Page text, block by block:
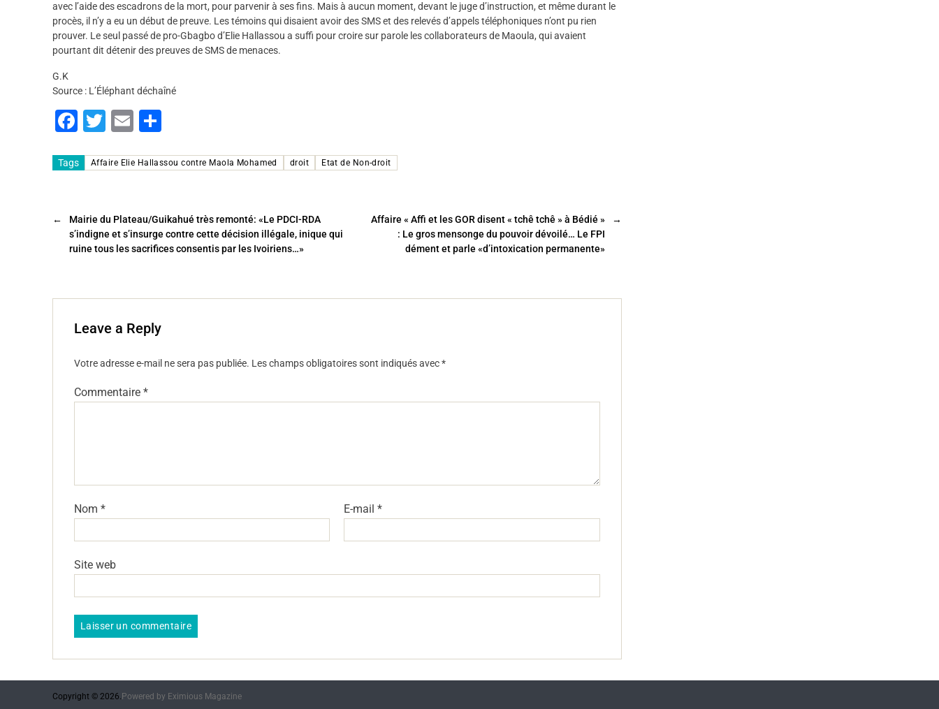
avec l’aide des escadrons de la mort, pour parvenir à ses fins. Mais à aucun moment, devant le juge d’instruction, et même durant le
procès, il n’y a eu un début de preuve. Les témoins qui disaient avoir des SMS et des relevés d’appels téléphoniques n’ont pu rien
prouver. Le seul passé de pro-Gbagbo d’Elie Hallassou a suffi pour croire sur parole les collaborateurs de Maoula, qui avaient
pourtant dit détenir des preuves de SMS de menaces.
G.K
Source : L’Éléphant déchaîné
F
c
b
o
o
T
tt
E
ai ta
er
Tags Affaire Elie Hallassou contre Maola Mohamed droit Etat de Non-droit
←
Mairie du Plateau/Guikahué très remonté: «Le PDCI-RDA
s’indigne et s’insurge contre cette décision illégale, inique qui
ruine tous les sacrifices consentis par les Ivoiriens…»
→
Affaire « Affi et les GOR disent « tchê tchê » à Bédié »
: Le gros mensonge du pouvoir dévoilé… Le FPI
dément et parle «d’intoxication permanente»
Leave a Reply
Votre adresse e-mail ne sera pas publiée. Les champs obligatoires sont indiqués avec*
Commentaire *
Nom * E-mail*
Site web
Copyright © 2026. Powered by Eximious Magazine